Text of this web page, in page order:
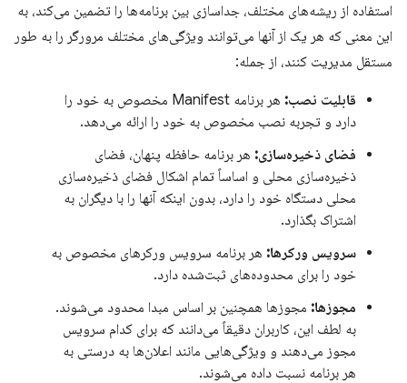
استفاده از ریشه‌های مختلف، جداسازی بین برنامه‌ها را تضمین می‌کند، به
این معنی که هر یک از آنها می‌توانند ویژگی‌های مختلف مرورگر را به طور
مستقل مدیریت کنند، از جمله:
قابلیت نصب:
هر برنامه Manifest مخصوص به خود را
دارد و تجربه نصب مخصوص به خود را ارائه می‌دهد.
فضای ذخیره‌سازی: هر برنامه حافظه پنهان، فضای
ذخیره‌سازی محلی و اساساً تمام اشکال فضای ذخیره‌سازی
محلی دستگاه خود را دارد، بدون اینکه آنها را با دیگران به
اشتراک بگذارد.
سرویس ورکرها: هر برنامه سرویس ورکرهای مخصوص به
خود را برای محدوده‌های ثبت‌شده دارد.
مجوزها: مجوزها همچنین بر اساس مبدا محدود می‌شوند.
به لطف این، کاربران دقیقاً می‌دانند که برای کدام سرویس
مجوز می‌دهند و ویژگی‌هایی مانند اعلان‌ها به درستی به
هر برنامه نسبت داده می‌شوند.